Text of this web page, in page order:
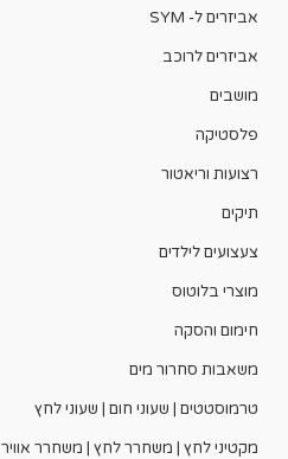
אביזרים ל- SYM
אביזרים לרוכב
מושבים
פלסטיקה
רצועות וריאטור
תיקים
צעצועים לילדים
מוצרי בלוטוס
חימום והסקה
משאבות סחרור מים
טרמוסטטים | שעוני חום | שעוני לחץ
מקטיני לחץ | משחרר לחץ | משחרר אוויר